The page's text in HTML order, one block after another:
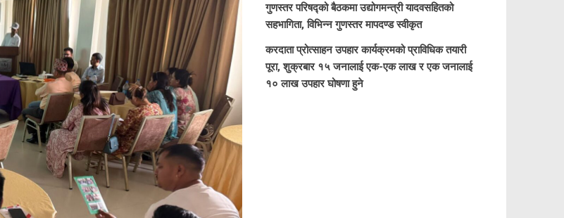
गुणस्तर परिषद्को बैठकमा उद्योगमन्त्री यादवसहितको
सहभागिता, विभिन्न गुणस्तर मापदण्ड स्वीकृत
करदाता प्रोत्साहन उपहार कार्यक्रमको प्राविधिक तयारी
पूरा, शुक्रबार १५ जनालाई एक-एक लाख र एक जनालाई
१० लाख उपहार घोषणा हुने